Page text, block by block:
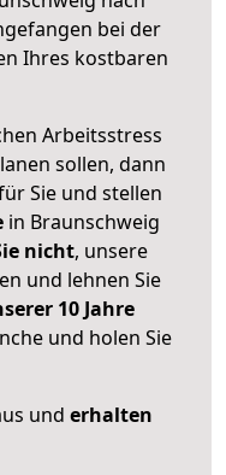
bei der
Ihres kostbaren
Arbeitsstress
sollen, dann
Sie und stellen
in Braunschweig
nicht, unsere
und lehnen Sie
10 Jahre
und holen Sie
und erhalten